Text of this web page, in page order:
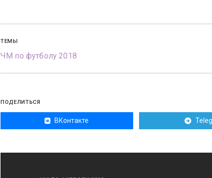
ТЕМЫ
ЧМ по футболу 2018
ПОДЕЛИТЬСЯ
ВКонтакте